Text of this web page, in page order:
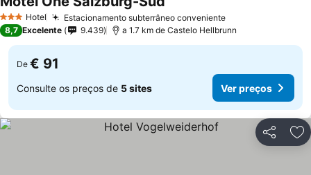
3 EstrelasHotel Estacionamento subterrâneo conveniente
8,7 Excelente 9.439 a 1.7 km de Castelo Hellbrunn
De € 91
Consulte os preços de 5 sites Ver preços
Partilhar